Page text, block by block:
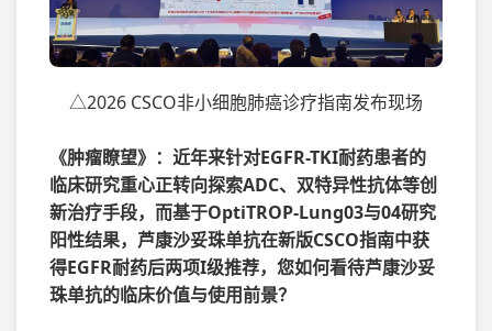
△2026 CSCO非小细胞肺癌诊疗指南发布现场
《肿瘤瞭望》：近年来针对EGFR-TKI耐药患者的
临床研究重心正转向探索ADC、双特异性抗体等创
新治疗手段，而基于OptiTROP-Lung03与04研究
阳性结果，芦康沙妥珠单抗在新版CSCO指南中获
得EGFR耐药后两项I级推荐，您如何看待芦康沙妥
珠单抗的临床价值与使用前景？